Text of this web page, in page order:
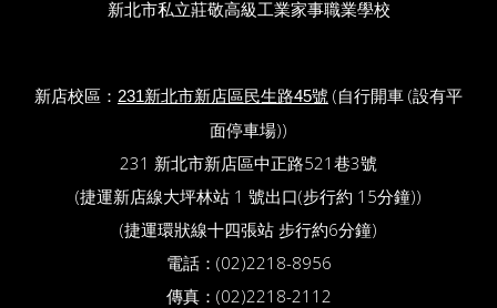
新北市私立莊敬高級工業家事職業學校
新店校區： 231新北市新店區民生路45號 (自行開車 (設有平
面停車場))
231 新北市新店區中正路521巷3號
(捷運新店線大坪林站 1 號出口(步行約 15分鐘))
(捷運環狀線十四張站 步行約6分鐘)
電話：(02)2218-8956
傳真：(02)2218-2112